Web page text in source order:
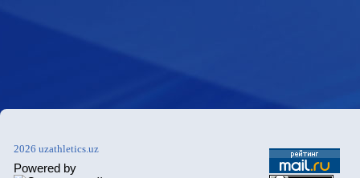
2026 uzathletics.uz
Powered by